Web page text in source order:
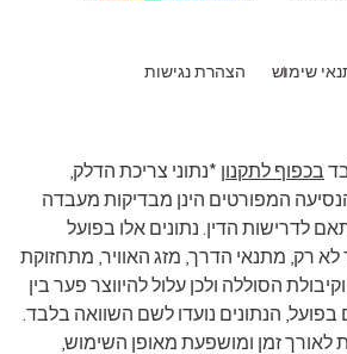
שימוש הצהרת נגישות
בכפוף לתקנון *נתוני צריכת הדלק,
המפורטים הינן מבדיקות מעבדה
לדרישות הדין. נתונים אלו בפועל
לא רק, מתנאי הדרך, מזג האוויר, מתחזוקת
הסוללה ולכן עלול להיווצר פער בין
בפועל, הנתונים נועדו לשם השוואה בלבד.
לאורך זמן ומושפעת מאופן השימוש,